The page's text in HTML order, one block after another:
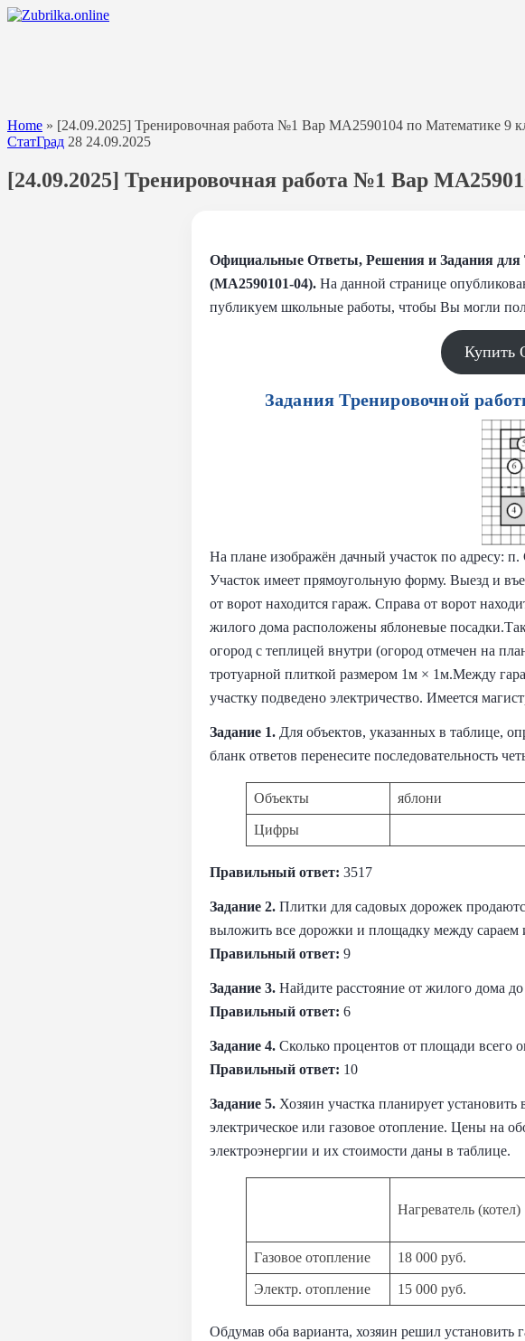
Перейти
Home » [24.09.2025] Тренировочная работа №1 Вар МА2590104 по Математике 9
СтатГрад 28 24.09.2025
[24.09.2025] Тренировочная работа №1 Вар
Официальные Ответы, Решения и Задания для
(МА2590101-04). На данной странице
публикуем школьные работы, чтобы Вы могли
Купить
Задания Тренировочной
На плане изображён дачный участок по адресу:
Участок имеет прямоугольную форму. Выезд и
от ворот находится гараж. Справа от ворот
жилого дома расположены яблоневые
огород с теплицей внутри (огород отмечен на
тротуарной плиткой размером 1м × 1м.Между
участку подведено электричество. Имеется
Задание 1. Для объектов, указанных в таблице,
бланк ответов перенесите последовательность
Объекты яблони
Цифры
Правильный ответ: 3517
Задание 2. Плитки для садовых дорожек
выложить все дорожки и площадку между сараем
Правильный ответ: 9
Задание 3. Найдите расстояние от жилого дома
Правильный ответ: 6
Задание 4. Сколько процентов от площади всего
Правильный ответ: 10
Задание 5. Хозяин участка планирует
электрическое или газовое отопление. Цены на
электроэнергии и их стоимости даны в таблице.
Нагреватель (котел)
Газовое отопление 18 000 руб.
Электр. отопление 15 000 руб.
Обдумав оба варианта, хозяин решил установить